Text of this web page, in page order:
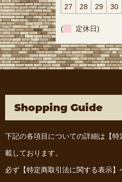
27 28 29 30
( 定休日)
Shopping Guide
下記の各項目についての詳細は 【
載しております。
必ず 【特定商取引法に関する表示】